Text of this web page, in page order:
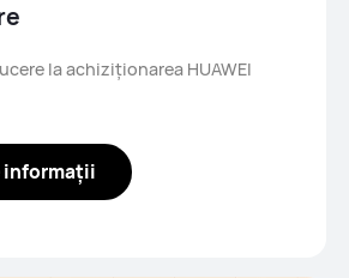
la achiziționarea HUAWEI
informații